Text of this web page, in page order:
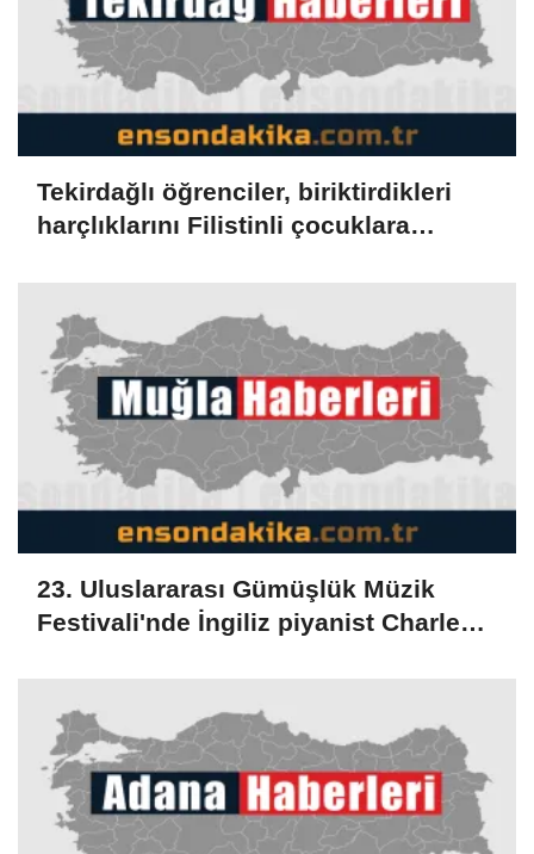
Tekirdağlı öğrenciler, biriktirdikleri
harçlıklarını Filistinli çocuklara
23. Uluslararası Gümüşlük Müzik
Festivali'nde İngiliz piyanist Charles